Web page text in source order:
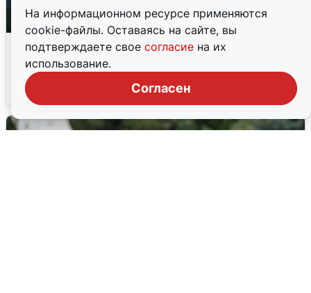
На информационном ресурсе применяются
cookie-файлы. Оставаясь на сайте, вы
подтверждаете свое согласие на их
использование.
Согласен
Ночная атака БПЛА на Ярославль:
попадания и последствия
6 августа